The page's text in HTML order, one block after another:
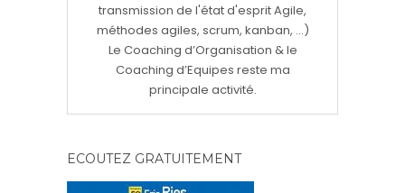
transmission de l'état d'esprit Agile,
méthodes agiles, scrum, kanban, ...)
Le Coaching d’Organisation & le
Coaching d’Equipes reste ma
principale activité.
ECOUTEZ GRATUITEMENT